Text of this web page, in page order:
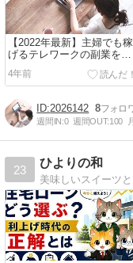
【2022年最新】主婦でも稼
げるテレワークの副業を教
えます！
4年前
2026142 8
週間IN:0 週間OUT:100
23
ひよりの和